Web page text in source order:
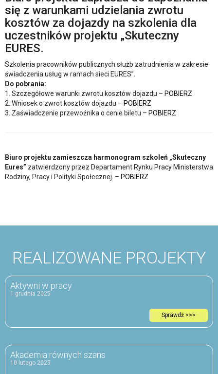
się z warunkami udzielania zwrotu
kosztów za dojazdy na szkolenia dla
uczestników projektu „Skuteczny
EURES.
Szkolenia pracowników publicznych służb zatrudnienia w zakresie
świadczenia usług w ramach sieci EURES”.
Do pobrania:
1. Szczegółowe warunki zwrotu kosztów dojazdu – POBIERZ
2. Wniosek o zwrot kosztów dojazdu – POBIERZ
3. Zaświadczenie przewoźnika o cenie biletu – POBIERZ
Biuro projektu zamieszcza harmonogram szkoleń „Skuteczny
Eures” zatwierdzony przez Departament Rynku Pracy Ministerstwa
Rodziny, Pracy i Polityki Społecznej. – POBIERZ
REALIZOWANE PROJEKTY
Aktywni w pracy
1 grudnia 2025
Sprawdź >>>
Akademia równych szans
10 lutego 2025